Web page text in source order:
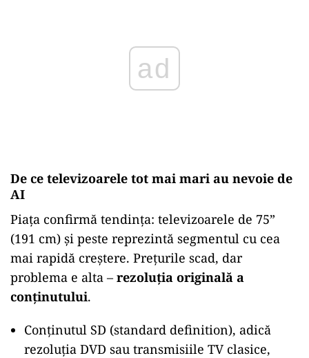
De ce televizoarele tot mai mari au nevoie de
AI
Piața confirmă tendința: televizoarele de 75”
(191 cm) și peste reprezintă segmentul cu cea
mai rapidă creștere. Prețurile scad, dar
problema e alta – rezoluția originală a
conținutului.
Conținutul SD (standard definition), adică
rezoluția DVD sau transmisiile TV clasice,